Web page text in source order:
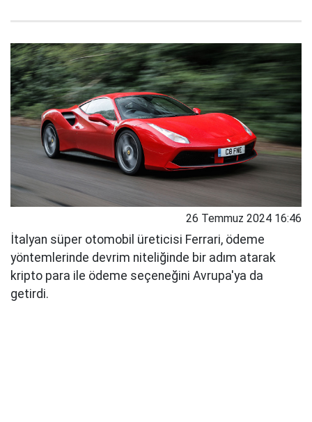
26 Temmuz 2024 16:46
İtalyan süper otomobil üreticisi Ferrari, ödeme
yöntemlerinde devrim niteliğinde bir adım atarak
kripto para ile ödeme seçeneğini Avrupa'ya da
getirdi.